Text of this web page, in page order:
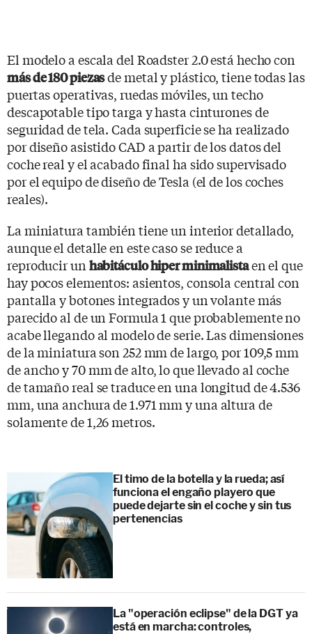
El modelo a escala del Roadster 2.0 está hecho con
más de 180 piezasde metal y plástico, tiene todas las
puertas operativas, ruedas móviles, un techo
descapotable tipo targa y hasta cinturones de
seguridad de tela. Cada superficie se ha realizado
por diseño asistido CAD a partir de los datos del
coche real y el acabado final ha sido supervisado
por el equipo de diseño de Tesla (el de los coches
reales).
La miniatura también tiene un interior detallado,
aunque el detalle en este caso se reduce a
reproducir un habitáculo hiper minimalistaen el que
hay pocos elementos: asientos, consola central con
pantalla y botones integrados y un volante más
parecido al de un Formula 1 que probablemente no
acabe llegando al modelo de serie. Las dimensiones
de la miniatura son 252 mm de largo, por 109,5 mm
de ancho y 70 mm de alto, lo que llevado al coche
de tamaño real se traduce en una longitud de 4.536
mm, una anchura de 1.971 mm y una altura de
solamente de 1,26 metros.
El timo de la botella y la rueda; así
funciona el engaño playero que
puede dejarte sin el coche y sin tus
pertenencias
La "operación eclipse" de la DGT ya
está en marcha: controles,